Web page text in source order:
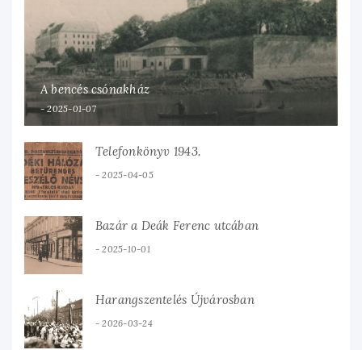
A bencés csónakház
2025-01-07
Telefonkönyv 1943.
2025-04-05
Bazár a Deák Ferenc utcában
2025-10-01
Harangszentelés Újvárosban
2026-03-24